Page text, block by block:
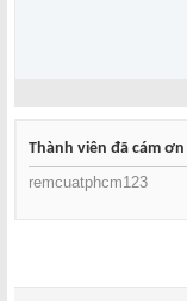
Thành viên đã cám ơn
remcuatphcm123